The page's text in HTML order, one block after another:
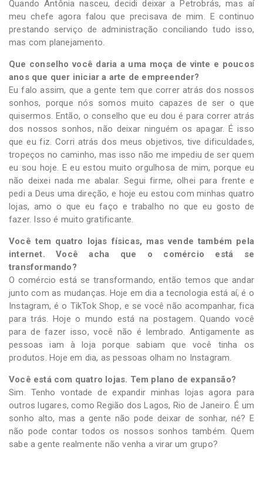
Quando Antônia nasceu, decidi deixar a Petrobrás, mas aí
meu chefe agora falou que precisava de mim. E continuo
prestando serviço de administração conciliando tudo isso,
mas com planejamento.
Que conselho você daria a uma moça de vinte e poucos
anos que quer iniciar a arte de empreender?
Eu falo assim, que a gente tem que correr atrás dos nossos
sonhos, porque nós somos muito capazes de ser o que
quisermos. Então, o conselho que eu dou é para correr atrás
dos nossos sonhos, não deixar ninguém os apagar. É isso
que eu fiz. Corri atrás dos meus objetivos, tive dificuldades,
tropeços no caminho, mas isso não me impediu de ser quem
eu sou hoje. E eu estou muito orgulhosa de mim, porque eu
não deixei nada me abalar. Segui firme, olhei para frente e
pedi a Deus uma direção, e hoje eu estou com minhas quatro
lojas, amo o que eu faço e trabalho no que eu gosto de
fazer. Isso é muito gratificante.
Você tem quatro lojas físicas, mas vende também pela
internet. Você acha que o comércio está se
transformando?
O comércio está se transformando, então temos que andar
junto com as mudanças. Hoje em dia a tecnologia está aí, é o
Instagram, é o TikTok Shop, e se você não acompanhar, fica
para trás. Hoje o mundo está na postagem. Quando você
para de fazer isso, você não é lembrado. Antigamente as
pessoas iam à loja porque sabiam que você tinha os
produtos. Hoje em dia, as pessoas olham no Instagram.
Você está com quatro lojas. Tem plano de expansão?
Sim. Tenho vontade de expandir minhas lojas agora para
outros lugares, como Região dos Lagos, Rio de Janeiro. É um
sonho alto, mas a gente não pode deixar de sonhar, né? E
não pode contar todos os nossos sonhos também. Quem
sabe a gente realmente não venha a virar um grupo?